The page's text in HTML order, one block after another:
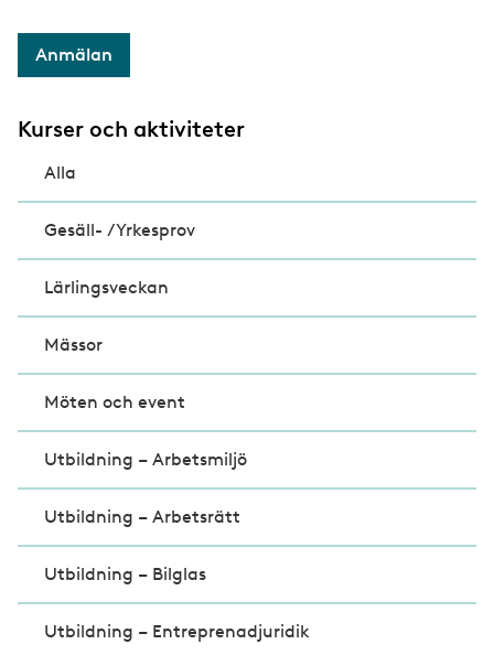
Anmälan
Kurser och aktiviteter
Alla
Gesäll- /Yrkesprov
Lärlingsveckan
Mässor
Möten och event
Utbildning – Arbetsmiljö
Utbildning – Arbetsrätt
Utbildning – Bilglas
Utbildning – Entreprenadjuridik